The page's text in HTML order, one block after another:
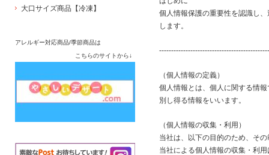
個人情報保護の重要性を認識し
します。
（個人情報の定義）
個人情報とは、個人に関する情
別し得る情報をいいます。
（個人情報の収集・利用）
当社は、以下の目的のため、そ
当社による個人情報の収集・利
大口サイズ商品【冷凍】
アレルギー対応商品/季節商品は
こちらのサイトから↓